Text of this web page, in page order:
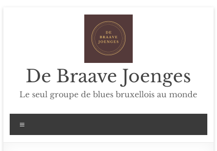
De Braave Joenges
Le seul groupe de blues bruxellois au monde